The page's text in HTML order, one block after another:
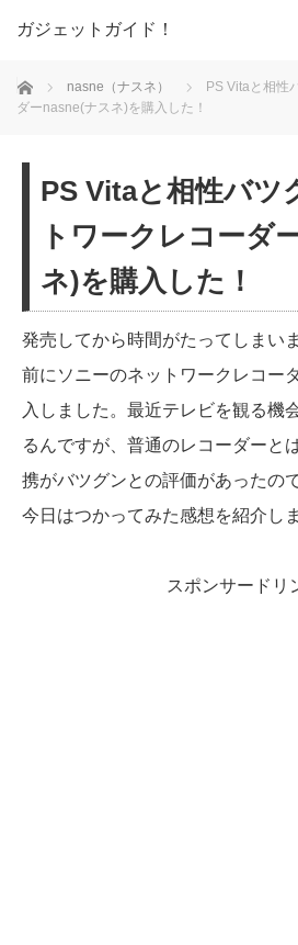
ガジェットガイド！
ホーム nasne（ナスネ）
PS Vitaと相性
ダーnasne(ナスネ)を購入した！
PS Vitaと相性バツ
トワークレコーダ
ネ)を購入した！
発売してから時間がたってしまい
前にソニーのネットワークレコー
入しました。最近テレビを観る機
るんですが、普通のレコーダーと
携がバツグンとの評価があったの
今日はつかってみた感想を紹介しま
スポンサードリ